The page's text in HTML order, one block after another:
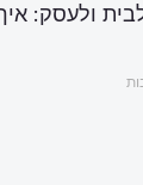
ולעסק: